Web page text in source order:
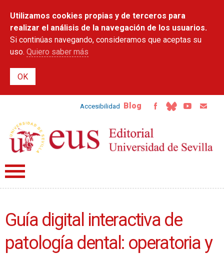
contenido
principal
Utilizamos cookies propias y de terceros para
realizar el análisis de la navegación de los usuarios.
Si continúas navegando, consideramos que aceptas su
uso. Quiero saber más
Accesibilidad Blog
Guía digital interactiva de
patología dental: operatoria y